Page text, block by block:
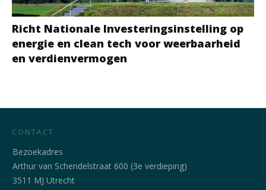
Richt Nationale Investeringsinstelling op
energie en clean tech voor weerbaarheid
en verdienvermogen
CONTACT
Bezoekadres
Arthur van Schendelstraat 600 (3e verdieping)
3511 MJ Utrecht